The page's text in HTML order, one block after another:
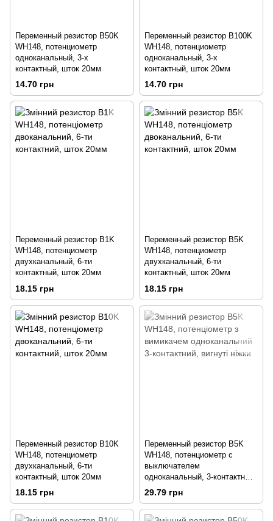
Переменный резистор B50K
WH148, потенциометр
одноканальный, 3-х
контактный, шток 20мм
14.70 грн
Переменный резистор B100K
WH148, потенциометр
одноканальный, 3-х
контактный, шток 20мм
14.70 грн
Переменный резистор B1K
WH148, потенциометр
двухканальный, 6-ти
контактный, шток 20мм
18.15 грн
Переменный резистор B5K
WH148, потенциометр
двухканальный, 6-ти
контактный, шток 20мм
18.15 грн
Переменный резистор B10K
WH148, потенциометр
двухканальный, 6-ти
контактный, шток 20мм
18.15 грн
Переменный резистор B5K
WH148, потенциометр с
выключателем
одноканальный, 3-контактный,
изогнутые ножки
29.79 грн